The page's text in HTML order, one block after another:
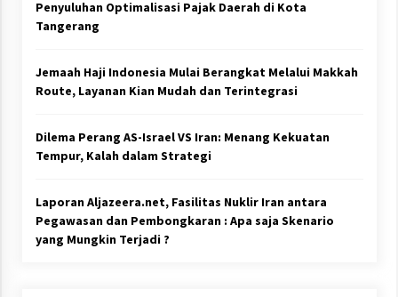
Penyuluhan Optimalisasi Pajak Daerah di Kota
Tangerang
Jemaah Haji Indonesia Mulai Berangkat Melalui Makkah
Route, Layanan Kian Mudah dan Terintegrasi
Dilema Perang AS-Israel VS Iran: Menang Kekuatan
Tempur, Kalah dalam Strategi
Laporan Aljazeera.net, Fasilitas Nuklir Iran antara
Pegawasan dan Pembongkaran : Apa saja Skenario
yang Mungkin Terjadi ?